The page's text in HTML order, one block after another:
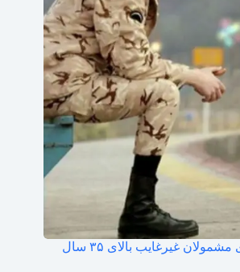
شرایط معافیت سربازی مشمولان غیرغایب بالای ۳۵ سال